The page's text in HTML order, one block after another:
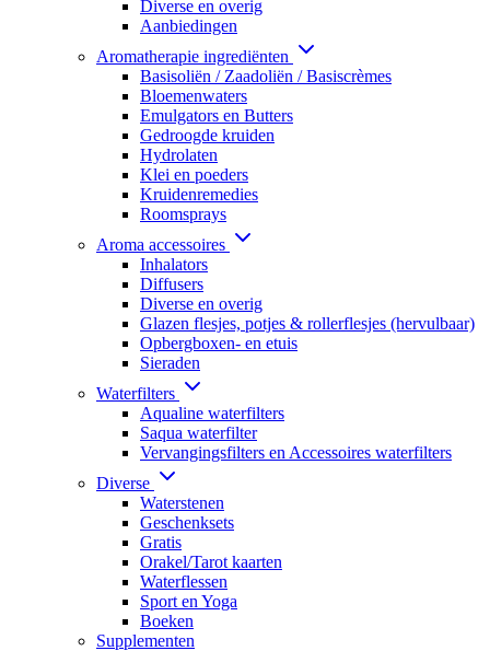
Diverse en overig
Aanbiedingen
Aromatherapie ingrediënten
Basisoliën / Zaadoliën / Basiscrèmes
Bloemenwaters
Emulgators en Butters
Gedroogde kruiden
Hydrolaten
Klei en poeders
Kruidenremedies
Roomsprays
Aroma accessoires
Inhalators
Diffusers
Diverse en overig
Glazen flesjes, potjes & rollerflesjes (hervulbaar)
Opbergboxen- en etuis
Sieraden
Waterfilters
Aqualine waterfilters
Saqua waterfilter
Vervangingsfilters en Accessoires waterfilters
Diverse
Waterstenen
Geschenksets
Gratis
Orakel/Tarot kaarten
Waterflessen
Sport en Yoga
Boeken
Supplementen